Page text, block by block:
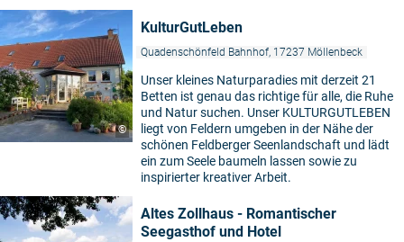
©
KulturGutLeben
Quadenschönfeld Bahnhof, 17237 Möllenbeck
Unser kleines Naturparadies mit derzeit 21
Betten ist genau das richtige für alle, die Ruhe
und Natur suchen. Unser KULTURGUTLEBEN
liegt von Feldern umgeben in der Nähe der
schönen Feldberger Seenlandschaft und lädt
ein zum Seele baumeln lassen sowie zu
inspirierter kreativer Arbeit.
Altes Zollhaus - Romantischer
Seegasthof und Hotel